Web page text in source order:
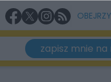
zapisz mnie